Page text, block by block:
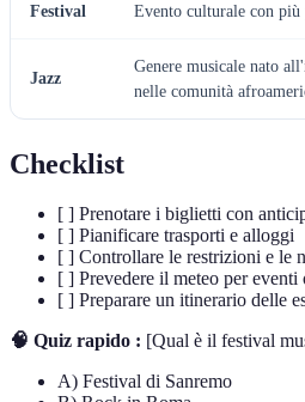
Festival Evento culturale con
Jazz
Genere musicale nato
nelle comunità
Checklist
[ ] Prenotare i biglietti con
[ ] Pianificare trasporti e alloggi
[ ] Controllare le restrizioni e le
[ ] Prevedere il meteo per eventi
[ ] Preparare un itinerario delle
🧠 Quiz rapido : [Qual è il festival
A) Festival di Sanremo